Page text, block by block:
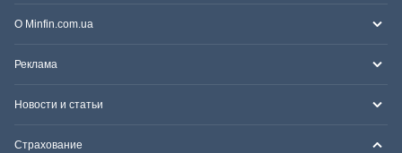
О Minfin.com.ua
Реклама
Новости и статьи
Страхование